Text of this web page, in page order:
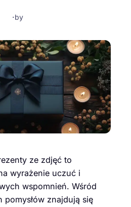
·by
ze zdjęć to
wyrażenie uczuć i
wspomnień. Wśród
pomysłów znajdują się